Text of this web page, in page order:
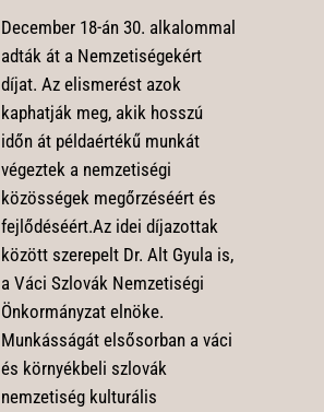
December 18-án 30. alkalommal
adták át a Nemzetiségekért
díjat. Az elismerést azok
kaphatják meg, akik hosszú
időn át példaértékű munkát
végeztek a nemzetiségi
közösségek megőrzéséért és
fejlődéséért.Az idei díjazottak
között szerepelt Dr. Alt Gyula is,
a Váci Szlovák Nemzetiségi
Önkormányzat elnöke.
Munkásságát elsősorban a váci
és környékbeli szlovák
nemzetiség kulturális